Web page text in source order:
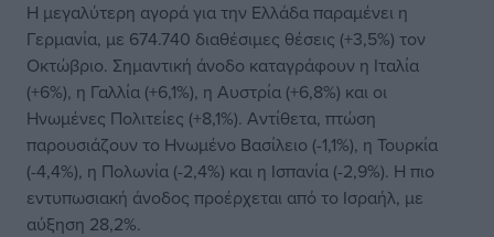
Η μεγαλύτερη αγορά για την Ελλάδα παραμένει η
Γερμανία, με 674.740 διαθέσιμες θέσεις (+3,5%) τον
Οκτώβριο. Σημαντική άνοδο καταγράφουν η Ιταλία
(+6%), η Γαλλία (+6,1%), η Αυστρία (+6,8%) και οι
Ηνωμένες Πολιτείες (+8,1%). Αντίθετα, πτώση
παρουσιάζουν το Ηνωμένο Βασίλειο (-1,1%), η Τουρκία
(-4,4%), η Πολωνία (-2,4%) και η Ισπανία (-2,9%). Η πιο
εντυπωσιακή άνοδος προέρχεται από το Ισραήλ, με
αύξηση 28,2%.